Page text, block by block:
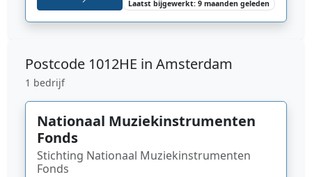
Laatst bijgewerkt: 9 maanden geleden
Postcode 1012HE in Amsterdam
1 bedrijf
Nationaal Muziekinstrumenten
Fonds
Stichting Nationaal Muziekinstrumenten
Fonds